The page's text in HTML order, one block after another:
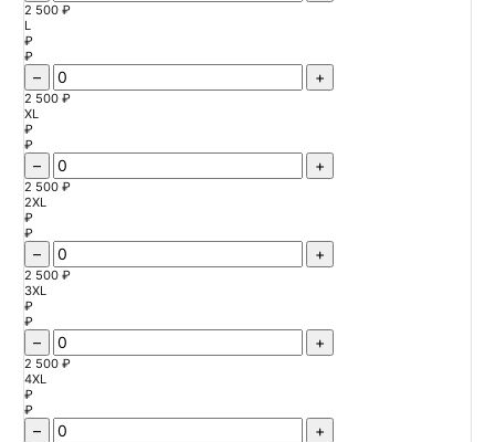
2 500 ₽
L
₽
₽
– +
2 500 ₽
XL
₽
₽
– +
2 500 ₽
2XL
₽
₽
– +
2 500 ₽
3XL
₽
₽
– +
2 500 ₽
4XL
₽
₽
– +